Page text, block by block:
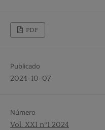
PDF
Publicado
2024-10-07
Número
Vol. XXI nº1 2024